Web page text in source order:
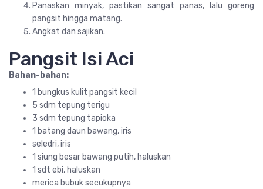
Panaskan minyak, pastikan sangat panas, lalu goreng
pangsit hingga matang.
Angkat dan sajikan.
Pangsit Isi Aci
Bahan-bahan:
1 bungkus kulit pangsit kecil
5 sdm tepung terigu
3 sdm tepung tapioka
1 batang daun bawang, iris
seledri, iris
1 siung besar bawang putih, haluskan
1 sdt ebi, haluskan
merica bubuk secukupnya